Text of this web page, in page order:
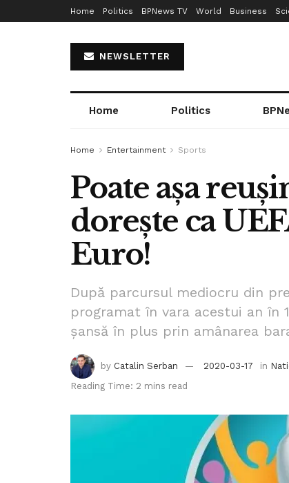
Home Politics BPNews TV World Business
NEWSLETTER
Home Politics
Home Entertainment Sports
Poate așa
dorește ca
Euro!
După parcursul mediocru din
programat în vara acestui an în
șansă în plus prin amânarea
by Catalin Serban 2020-03-17 in
Reading Time: 2 mins read